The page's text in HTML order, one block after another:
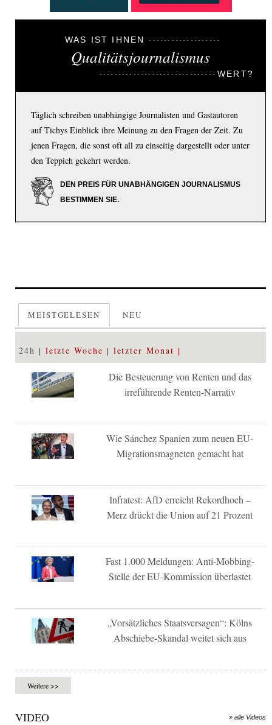
WAS IST IHNEN
Qualitätsjournalismus
WERT?
Täglich schreiben unabhängige Journalisten und Gastautoren
auf Tichys Einblick ihre Meinung zu den Fragen der Zeit. Zu
jenen Fragen, die sonst oft all zu einseitig dargestellt oder unter
den Teppich gekehrt werden.
DEN PREIS FÜR UNABHÄNGIGEN JOURNALISMUS
BESTIMMEN SIE.
MEISTGELESEN NEU
24h letzte Woche letzter Monat
Die Besteuerung von Renten und das
irreführende Renten-Narrativ
Wie Sánchez Spanien zum neuen EU-
Migrationsmagneten gemacht hat
Infratest: AfD erreicht Rekordhoch –
Merz drückt die Union auf 21 Prozent
Fast 1.000 Meldungen: Anti-Mobbing-
Stelle der EU-Kommission überlastet
„Vorsätzliches Staatsversagen“: Kölns
Abschiebe-Skandal weitet sich aus
Weitere >>
VIDEO » alle Videos